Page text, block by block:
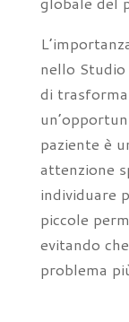
nello Studio
di
paziente è
attenzione
individuare
piccole
evitando
problema